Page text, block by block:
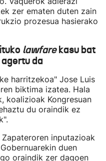
zer ematen duten zain
prozesua hasierako
lawfarekasu bat
da
harritzekoa" Jose Luis
biktima izatea. Hala
koalizioak Kongresuan
du oraindik ez
inputazioak
duen
oraindik zer dagoen